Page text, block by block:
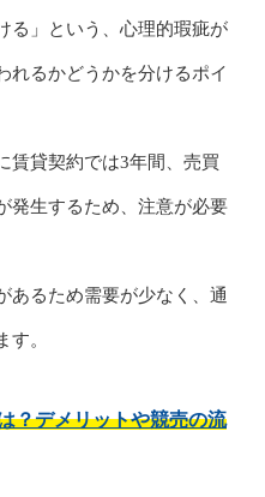
る」という、心理的瑕疵が
れるかどうかを分けるポイ
賃貸契約では3年間、売買
発生するため、注意が必要
あるため需要が少なく、通
す。
？デメリットや競売の流